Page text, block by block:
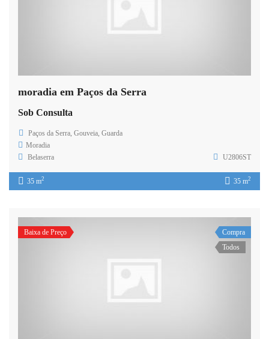
moradia em Paços da Serra
Sob Consulta
Paços da Serra, Gouveia, Guarda
Moradia
Belaserra
U2806ST
35 m2 35 m2
Baixa de Preço
Compra
Todos